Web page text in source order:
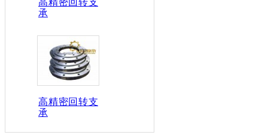
高精密回转支
承
高精密回转支
承